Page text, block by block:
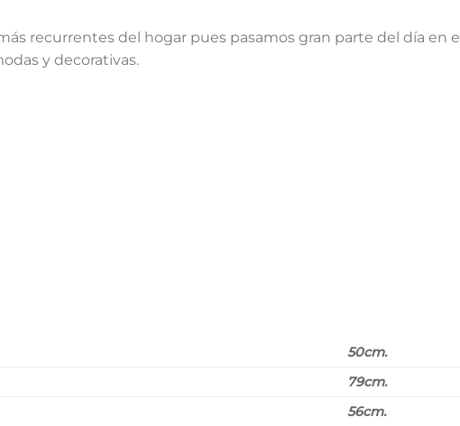
recurrentes del hogar pues pasamos gran parte del día en
y decorativas.
50cm.
79cm.
56cm.